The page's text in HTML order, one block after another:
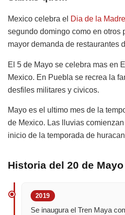
Mexico celebra el Dia de la Madre
segundo domingo como en otros
mayor demanda de restaurantes
El 5 de Mayo se celebra mas en
Mexico. En Puebla se recrea la
desfiles militares y civicos.
Mayo es el ultimo mes de la
de Mexico. Las lluvias
inicio de la temporada de
Historia del 20 de
2019
Se inaugura el Tren Maya